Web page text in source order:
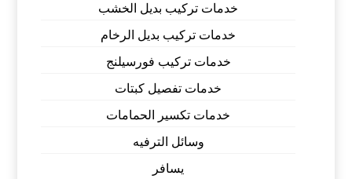
خدمات تركيب بديل الخشب
خدمات تركيب بديل الرخام
خدمات تركيب فورسيلنج
خدمات تفصيل كبتات
خدمات تكسير الحمامات
وسائل الترفيه
يسافر